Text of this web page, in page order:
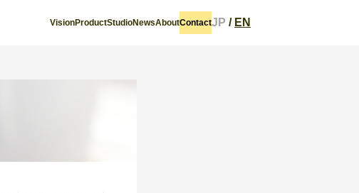
VisionProductStudioNewsAboutContactJP / EN